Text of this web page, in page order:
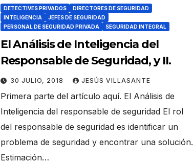
DETECTIVES PRIVADOS
DIRECTORES DE SEGURIDAD
INTELIGENCIA
JEFES DE SEGURIDAD
PERSONAL DE SEGURIDAD PRIVADA
SEGURIDAD INTEGRAL
El Análisis de Inteligencia del
Responsable de Seguridad, y II.
30 JULIO, 2018 JESÚS VILLASANTE
Primera parte del artículo aquí. El Análisis de
Inteligencia del responsable de seguridad El rol
del responsable de seguridad es identificar un
problema de seguridad y encontrar una solución.
Estimación…